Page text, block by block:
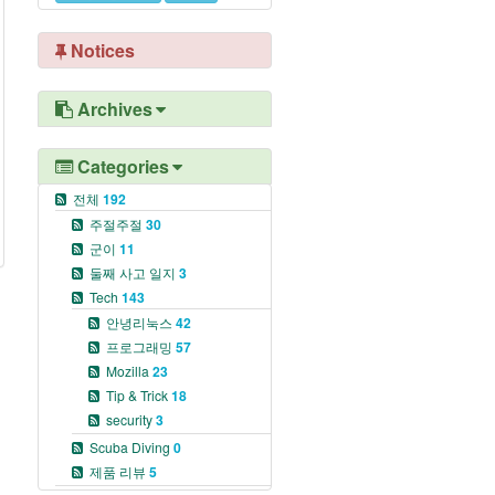
Notices
Archives
Categories
전체 192
주절주절 30
군이 11
둘째 사고 일지 3
Tech 143
안녕리눅스 42
프로그래밍 57
Mozilla 23
Tip & Trick18
security3
Scuba Diving 0
제품 리뷰 5